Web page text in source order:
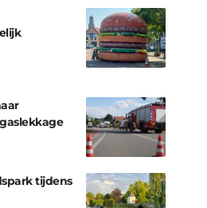
tijdens